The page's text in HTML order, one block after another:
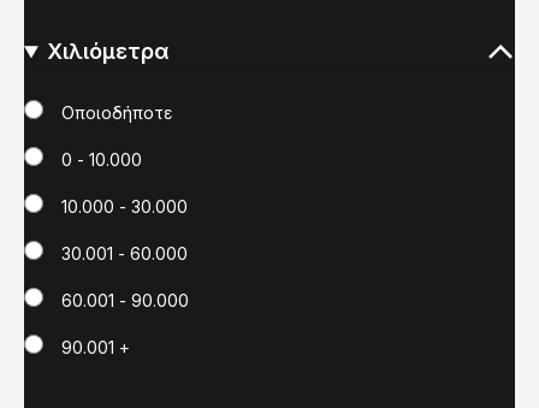
Χιλιόμετρα
Χιλιόμετρα
Οποιοδήποτε
0 - 10.000
10.000 - 30.000
30.001 - 60.000
60.001 - 90.000
90.001 +